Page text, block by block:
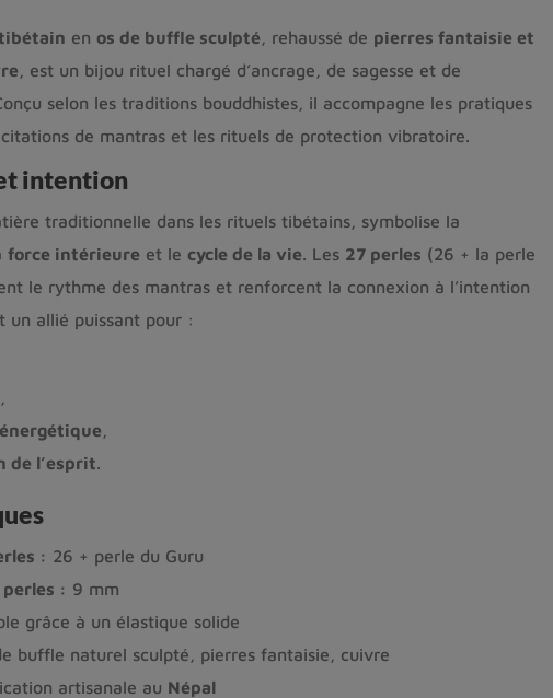
en os de buffle sculpté , rehaussé de pierres fantaisie et
, est un bijou rituel chargé d’ancrage, de sagesse et de
selon les traditions bouddhistes, il accompagne les pratiques
de mantras et les rituels de protection vibratoire.
intention
traditionnelle dans les rituels tibétains, symbolise la
force intérieure et le cycle de la vie. Les 27 perles (26 + la perle
le rythme des mantras et renforcent la connexion à l’intention
un allié puissant pour :
de l’esprit.
: 26 + perle du Guru
: 9 mm
grâce à un élastique solide
buffle naturel sculpté, pierres fantaisie, cuivre
artisanale au Népal